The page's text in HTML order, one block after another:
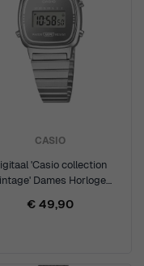
CASIO
'Casio collection
Dames Horloge
€ 49,90